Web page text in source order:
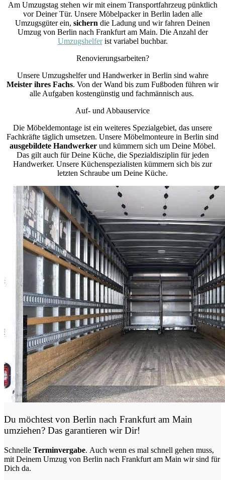
Am Umzugstag stehen wir mit einem Transportfahrzeug pünktlich
vor Deiner Tür. Unsere Möbelpacker in Berlin laden alle
Umzugsgüter ein, sichern die Ladung und wir fahren Deinen
Umzug von Berlin nach Frankfurt am Main. Die Anzahl der
Umzugshelferist variabel buchbar.
Renovierungsarbeiten?
Unsere Umzugshelfer und Handwerker in Berlin sind wahre
Meister ihres Fachs. Von der Wand bis zum Fußboden führen wir
alle Aufgaben kostengünstig und fachmännisch aus.
Auf- und Abbauservice
Die Möbeldemontage ist ein weiteres Spezialgebiet, das unsere
Fachkräfte täglich umsetzen. Unsere Möbelmonteure in Berlin sind
ausgebildete Handwerker und kümmern sich um Deine Möbel.
Das gilt auch für Deine Küche, die Spezialdisziplin für jeden
Handwerker. Unsere Küchenspezialisten kümmern sich bis zur
letzten Schraube um Deine Küche.
Du möchtest von Berlin nach Frankfurt am Main
umziehen? Das garantieren wir Dir!
Schnelle Terminvergabe. Auch wenn es mal schnell gehen muss,
mit Deinem Umzug von Berlin nach Frankfurt am Main wir sind für
Dich da.